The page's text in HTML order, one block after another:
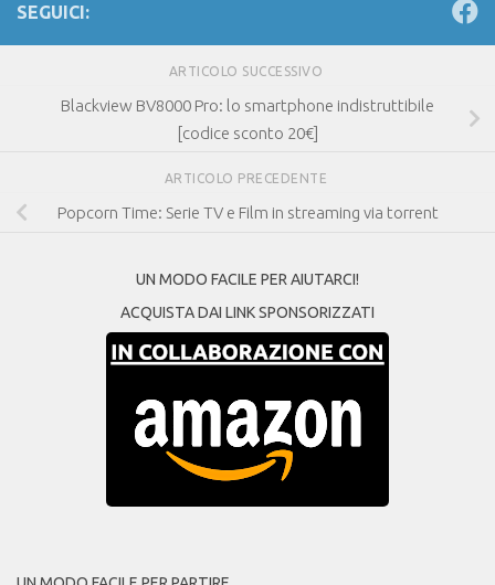
SEGUICI:
ARTICOLO SUCCESSIVO
Blackview BV8000 Pro: lo smartphone indistruttibile
[codice sconto 20€]
ARTICOLO PRECEDENTE
Popcorn Time: Serie TV e Film in streaming via torrent
UN MODO FACILE PER AIUTARCI!
ACQUISTA DAI LINK SPONSORIZZATI